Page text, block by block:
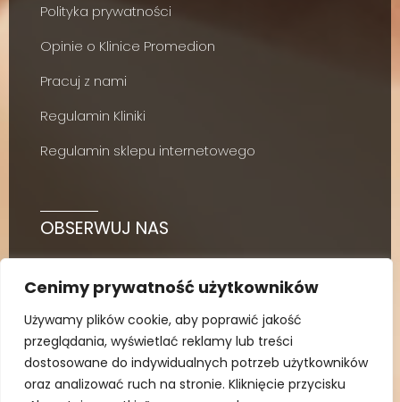
Cenimy prywatność użytkowników
Używamy plików cookie, aby poprawić jakość
przeglądania, wyświetlać reklamy lub treści
dostosowane do indywidualnych potrzeb użytkowników
oraz analizować ruch na stronie. Kliknięcie przycisku
Polityka prywatności
Opinie o Klinice Promedion
Pracuj z nami
Regulamin Kliniki
Regulamin sklepu internetowego
OBSERWUJ NAS